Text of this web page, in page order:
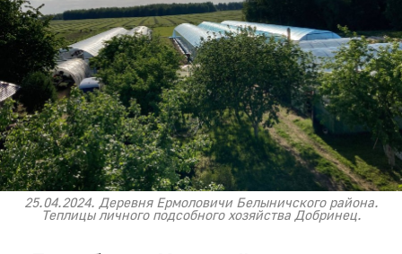
25.04.2024. Деревня Ермоловичи Белыничского района.
Теплицы личного подсобного хозяйства Добринец.